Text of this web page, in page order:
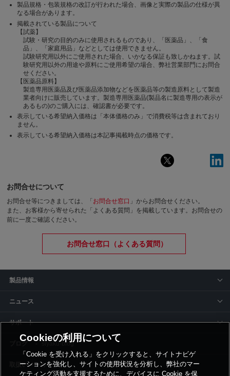
製品規格・包装規格の改訂が行われた場合、画像と実際の製品の仕様が異
なる場合があります。
掲載されている製品について
【試薬】
試験・研究の目的のみに使用されるものであり、「医薬品」、「食
品」、「家庭用品」などとしては使用できません。
試験研究用以外にご使用された場合、いかなる保証も致しかねます。試
験研究用以外の用途や原料にご使用希望の場合、弊社営業部門にお問合
せください。
【医薬品原料】
製造専用医薬品及び医薬品添加物などを医薬品等の製造原料として製造
業者向けに販売しています。製造専用医薬品(製品名に製造専用の表示が
あるもの)のご購入には、確認書が必要です。
表示している希望納入価格は「本体価格のみ」で消費税等は含まれており
ません。
表示している希望納入価格は本記事掲載時点の価格です。
お問合せについて
お問合せ等につきましては、「 お問合せ窓口 」からお問合せください。
また、お客様から寄せられた「よくある質問」を掲載しています。お問合せの
前に一度ご確認ください。
お問合せ窓口（よくある質問）
製品情報
ニュース
サポート
siyaku-blog
取扱いメーカー
Cookieの利用について
「Cookie を受け入れる」をクリックすると、サイトナビゲ
ーションを強化し、サイトの使用状況を分析し、弊社のマー
ケティング活動を支援するために、デバイスに Cookie を保